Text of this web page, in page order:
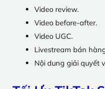
Video review.
Video before-after.
Video UGC.
Livestream bán
Nội dung giải quyết